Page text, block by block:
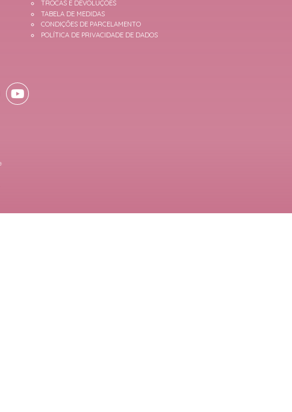
TROCAS E DEVOLUÇÕES
TABELA DE MEDIDAS
CONDIÇÕES DE PARCELAMENTO
POLÍTICA DE PRIVACIDADE DE DADOS